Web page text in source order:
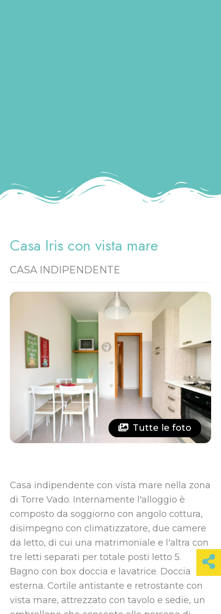
Casa Iris con vista mare
CASA INDIPENDENTE
Tutte le foto
Casa indipendente con vista mare nella zona
di Torre Vado. Internamente l'alloggio è
composto da soggiorno con angolo cottura,
disimpegno con climatizzatore, due camere
da letto, di cui una matrimoniale e l'altra con
tre letti separati per totale posti letto 5.
Bagno con box doccia e lavatrice. Doccia
esterna. Cortile antistante e retrostante con
vista mare, attrezzato con tavolo e sedie, un